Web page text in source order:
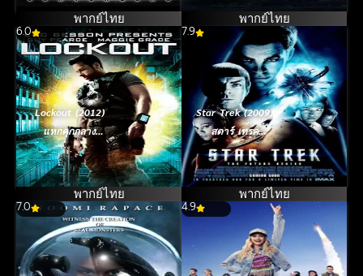
พากย์ไทย พากย์ไทย
6.0
Lockout (2012)
แหกคุกกลาง
อวกาศ
พากย์ไทย
7.9
Star Trek (2009)
สตาร์ เทรค
สงครามพิฆาต
จักรวาล
พากย์ไทย
7.0 4.9